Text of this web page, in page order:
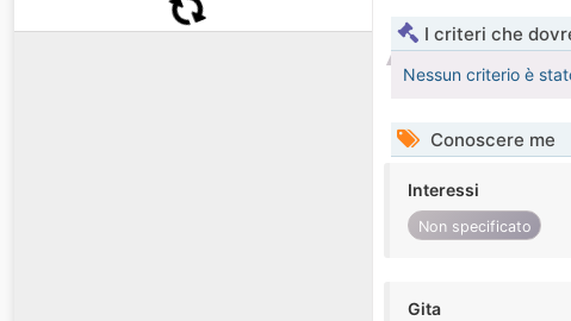
I criteri che
Nessun criterio è
Conoscere me
Interessi
Non specificato
Gita